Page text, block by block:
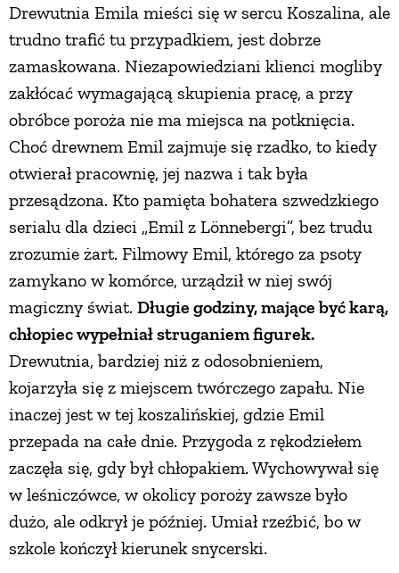
Drewutnia Emila mieści się w sercu Koszalina, ale
trudno trafić tu przypadkiem, jest dobrze
zamaskowana. Niezapowiedziani klienci mogliby
zakłócać wymagającą skupienia pracę, a przy
obróbce poroża nie ma miejsca na potknięcia.
Choć drewnem Emil zajmuje się rzadko, to kiedy
otwierał pracownię, jej nazwa i tak była
przesądzona. Kto pamięta bohatera szwedzkiego
serialu dla dzieci „Emil z Lönnebergi”, bez trudu
zrozumie żart. Filmowy Emil, którego za psoty
zamykano w komórce, urządził w niej swój
magiczny świat. Długie godziny, mające być karą,
chłopiec wypełniał struganiem figurek.
Drewutnia, bardziej niż z odosobnieniem,
kojarzyła się z miejscem twórczego zapału. Nie
inaczej jest w tej koszalińskiej, gdzie Emil
przepada na całe dnie. Przygoda z rękodziełem
zaczęła się, gdy był chłopakiem. Wychowywał się
w leśniczówce, w okolicy poroży zawsze było
dużo, ale odkrył je później. Umiał rzeźbić, bo w
szkole kończył kierunek snycerski.
INNE